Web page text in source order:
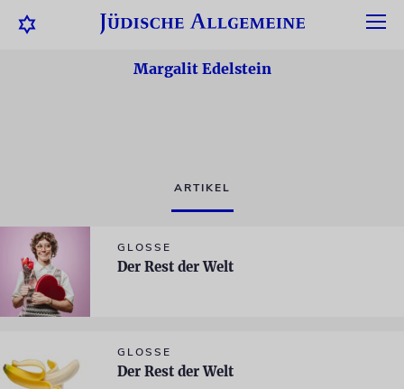
Margalit Edelstein
ARTIKEL
GLOSSE
Der Rest der Welt
GLOSSE
Der Rest der Welt